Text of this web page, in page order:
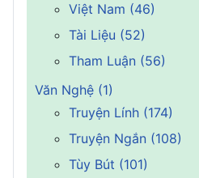
Việt Nam (46)
Tài Liệu (52)
Tham Luận (56)
Văn Nghệ (1)
Truyện Lính (174)
Truyện Ngắn (108)
Tùy Bút (101)